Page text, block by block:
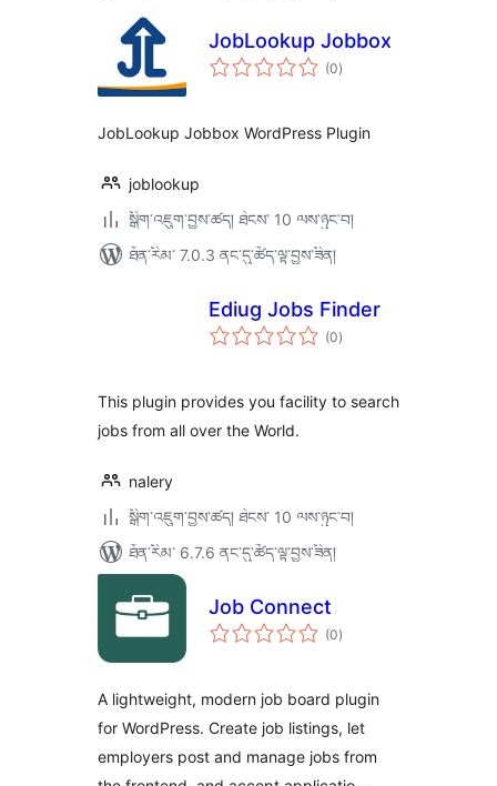
JobLookup Jobbox
(0གདེང་
འཇོག་
)
JobLookup Jobbox WordPress Plugin
joblookup
སྒྲིག་འཇུག་བྱས་ཚད། ཐེངས་ 10 ལས་ཉུང་བ།
ཐོན་རིམ་ 7.0.3 ནང་དུ་ཚོད་ལྟ་བྱས་ཟིན།
Ediug Jobs Finder
(0གདེང་
འཇོག་
)
This plugin provides you facility to search
jobs from all over the World.
nalery
སྒྲིག་འཇུག་བྱས་ཚད། ཐེངས་ 10 ལས་ཉུང་བ།
ཐོན་རིམ་ 6.7.6 ནང་དུ་ཚོད་ལྟ་བྱས་ཟིན།
Job Connect
(0གདེང་
འཇོག་
)
A lightweight, modern job board plugin
for WordPress. Create job listings, let
employers post and manage jobs from